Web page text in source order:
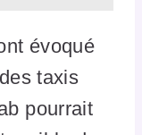
évoqué
taxis
pourrait